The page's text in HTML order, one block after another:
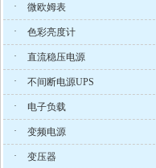
· 微欧姆表
· 色彩亮度计
· 直流稳压电源
· 不间断电源UPS
· 电子负载
· 变频电源
· 变压器